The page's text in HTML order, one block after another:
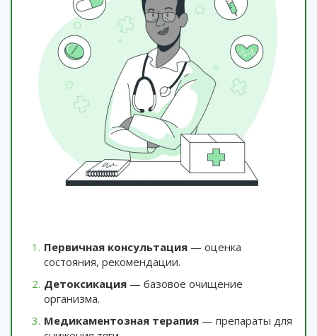
Первичная консультация — оценка
состояния, рекомендации.
Детоксикация — базовое очищение
организма.
Медикаментозная терапия — препараты для